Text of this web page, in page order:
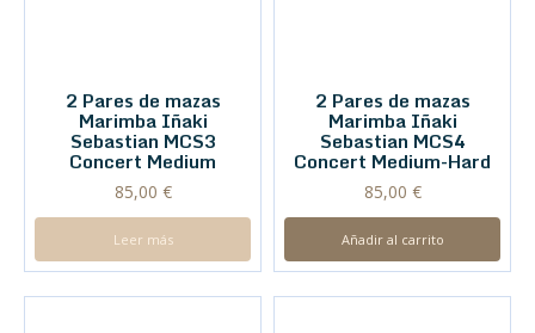
2 Pares de mazas
Marimba Iñaki
Sebastian MCS3
Concert Medium
85,00 €
Leer más
2 Pares de mazas
Marimba Iñaki
Sebastian MCS4
Concert Medium-Hard
85,00 €
Añadir al carrito